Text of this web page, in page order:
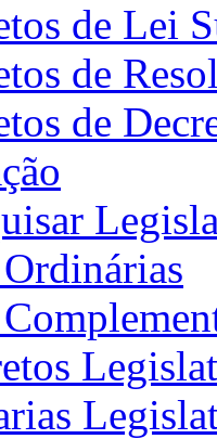
de Lei
de
de